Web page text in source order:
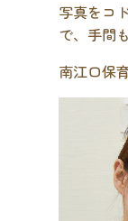
写真をコ
で、手間
南江口保